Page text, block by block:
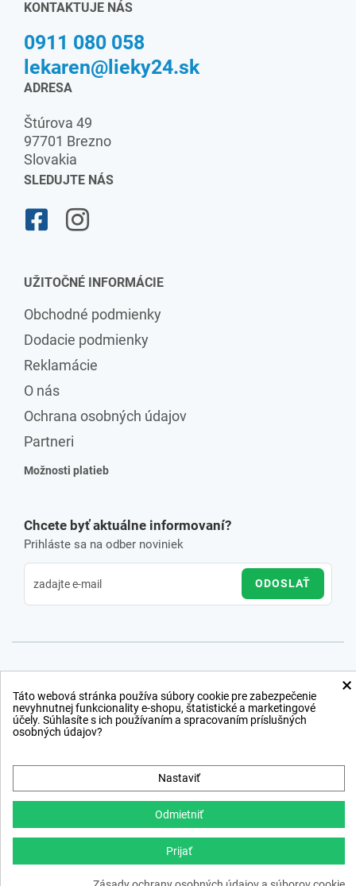
KONTAKTUJE NÁS
0911 080 058
lekaren@lieky24.sk
ADRESA
Štúrova 49
97701 Brezno
Slovakia
SLEDUJTE NÁS
UŽITOČNÉ INFORMÁCIE
Obchodné podmienky
Dodacie podmienky
Reklamácie
O nás
Ochrana osobných údajov
Partneri
Možnosti platieb
Chcete byť aktuálne informovaní?
Prihláste sa na odber noviniek
ODOSLAŤ
×
Táto webová stránka používa súbory cookie pre zabezpečenie
nevyhnutnej funkcionality e-shopu, štatistické a marketingové
účely. Súhlasíte s ich používaním a spracovaním príslušných
osobných údajov?
Nastaviť
Odmietniť
Prijať